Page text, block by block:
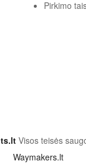
Pirkimo
Visos teisės
Waymakers.lt